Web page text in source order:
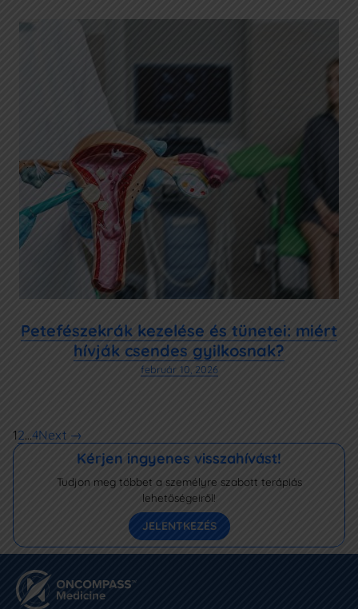
Petefészekrák kezelése és tünetei: miért
hívják csendes gyilkosnak?
február 10, 2026
12…4Next →
Kérjen ingyenes visszahívást!
Tudjon meg többet a személyre szabott terápiás
lehetőségeiről!
JELENTKEZÉS